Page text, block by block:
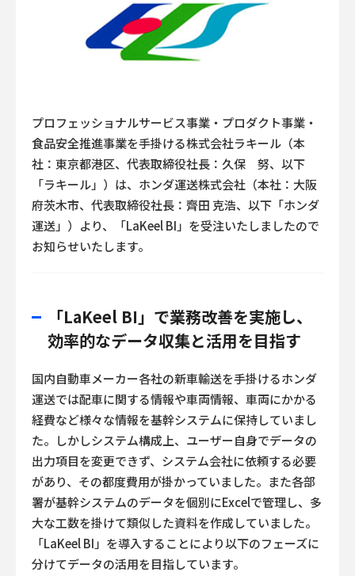
プロフェッショナルサービス事業・プロダクト事業・
食品安全推進事業を手掛ける株式会社ラキール（本
社：東京都港区、代表取締役社長：久保 努、以下
「ラキール」）は、ホンダ運送株式会社（本社：大阪
府茨木市、代表取締役社長：齊田 克浩、以下「ホンダ
運送」）より、「LaKeel BI」を受注いたしましたので
お知らせいたします。
「LaKeel BI」で業務改善を実施し、
効率的なデータ収集と活用を目指す
国内自動車メーカー各社の新車輸送を手掛けるホンダ
運送では配車に関する情報や車両情報、車両にかかる
経費など様々な情報を基幹システムに保持していまし
た。しかしシステム構成上、ユーザー自身でデータの
出力項目を変更できず、システム会社に依頼する必要
があり、その都度費用が掛かっていました。また各部
署が基幹システムのデータを個別にExcelで管理し、多
大な工数を掛けて類似した資料を作成していました。
「LaKeel BI」を導入することにより以下のフェーズに
分けてデータの活用を目指しています。